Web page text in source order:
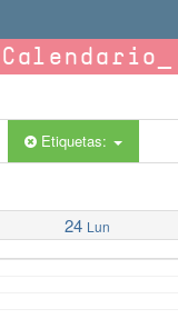
Calendario
Etiquetas:
24 Lun